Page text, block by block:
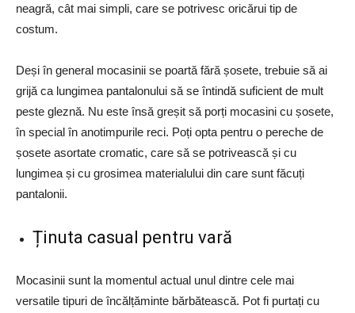
neagră, cât mai simpli, care se potrivesc oricărui tip de
costum.
Deși în general mocasinii se poartă fără șosete, trebuie să ai
grijă ca lungimea pantalonului să se întindă suficient de mult
peste gleznă. Nu este însă greșit să porți mocasini cu șosete,
în special în anotimpurile reci. Poți opta pentru o pereche de
șosete asortate cromatic, care să se potrivească și cu
lungimea și cu grosimea materialului din care sunt făcuți
pantalonii.
Ținuta casual pentru vară
Mocasinii sunt la momentul actual unul dintre cele mai
versatile tipuri de încălțăminte bărbătească. Pot fi purtați cu